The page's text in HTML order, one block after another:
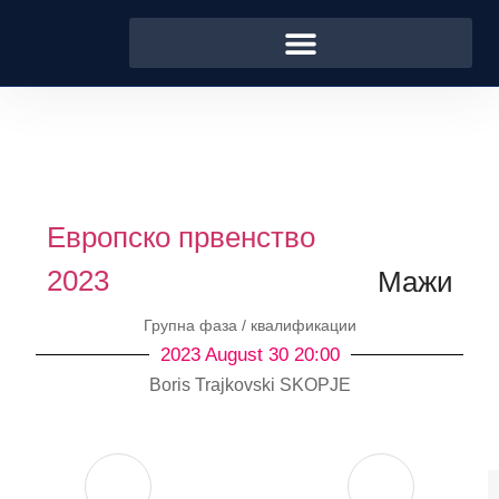
Европско првенство
2023
Мажи
Групна фаза / квалификации
2023 August 30 20:00
Boris Trajkovski SKOPJE